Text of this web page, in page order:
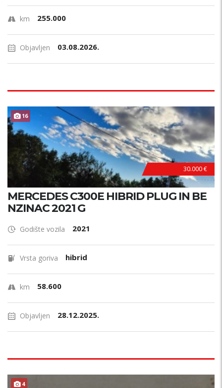
km 255.000
Objavljen 03.08.2026.
16 B
E
Z
U
L
A
G
A
N
J
A
!
30.000 €
MERCEDES C300E HIBRID PLUG IN BE
NZINAC 2021 G
Godište vozila 2021
Vrsta goriva hibrid
km 58.600
Objavljen 28.12.2025.
4